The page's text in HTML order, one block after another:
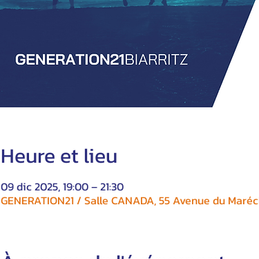
Heure et lieu
09 dic 2025, 19:00 – 21:30
GENERATION21 / Salle CANADA, 55 Avenue du